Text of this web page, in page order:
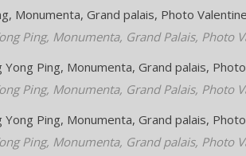
Ping, Monumenta, Grand Palais, Photo
Ping, Monumenta, Grand Palais, Photo
Ping, Monumenta, Grand palais, Photo